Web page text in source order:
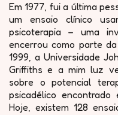
Em 1977, fui a última
um ensaio clínico
psicoterapia – uma
encerrou como parte da
1999, a Universidade
Griffiths e a mim luz
sobre o potencial
psicadélico
Hoje, existem 128